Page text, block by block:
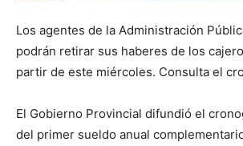
Los agentes de la Administración
podrán retirar sus haberes de los
partir de este miércoles. Consulta el
El Gobierno Provincial difundió el
del primer sueldo anual